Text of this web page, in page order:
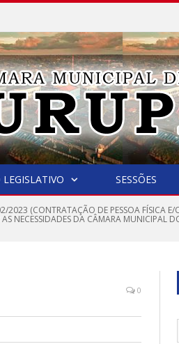
SESSÕES
2023 (CONTRATAÇÃO DE PESSOA FÍSICA E/
NECESSIDADES DA CÂMARA MUNICIPAL
0